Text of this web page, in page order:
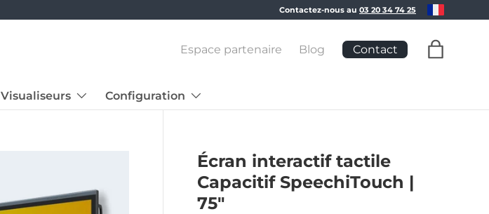
Aller au contenu
Contactez-nous au 03 20 34 74 25
Espace partenaire Blog Contact
Panier
Visualiseurs Configuration
Écran interactif tactile
Capacitif SpeechiTouch |
75"